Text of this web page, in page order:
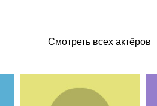
Смотреть всех актёров